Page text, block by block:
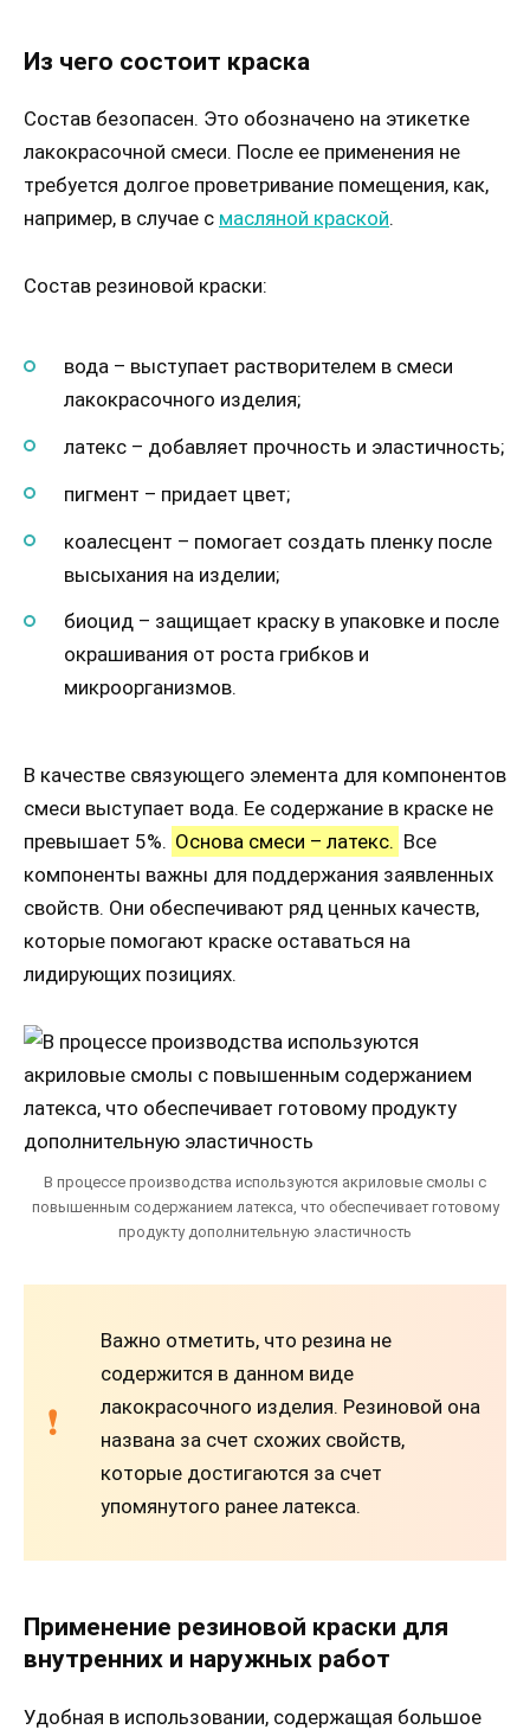
Из чего состоит краска
Состав безопасен. Это обозначено на этикетке
лакокрасочной смеси. После ее применения не
требуется долгое проветривание помещения, как,
например, в случае с масляной краской.
Состав резиновой краски:
вода – выступает растворителем в смеси
лакокрасочного изделия;
латекс – добавляет прочность и эластичность;
пигмент – придает цвет;
коалесцент – помогает создать пленку после
высыхания на изделии;
биоцид – защищает краску в упаковке и после
окрашивания от роста грибков и
микроорганизмов.
В качестве связующего элемента для компонентов
смеси выступает вода. Ее содержание в краске не
превышает 5%. Основа смеси – латекс. Все
компоненты важны для поддержания заявленных
свойств. Они обеспечивают ряд ценных качеств,
которые помогают краске оставаться на
лидирующих позициях.
В процессе производства используются акриловые смолы с
повышенным содержанием латекса, что обеспечивает готовому
продукту дополнительную эластичность
Важно отметить, что резина не
содержится в данном виде
лакокрасочного изделия. Резиновой она
названа за счет схожих свойств,
которые достигаются за счет
упомянутого ранее латекса.
Применение резиновой краски для
внутренних и наружных работ
Удобная в использовании, содержащая большое